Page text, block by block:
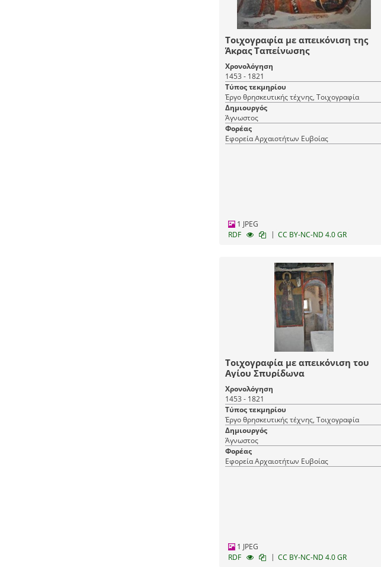
Τοιχογραφία με απεικόνιση της
Άκρας Ταπείνωσης
Χρονολόγηση
1453 - 1821
Τύπος τεκμηρίου
Έργο θρησκευτικής τέχνης, Τοιχογραφία
Δημιουργός
Άγνωστος
Φορέας
Εφορεία Αρχαιοτήτων Ευβοίας
1 JPEG
RDF
| CC BY-NC-ND 4.0 GR
Τοιχογραφία με απεικόνιση του
Αγίου Σπυρίδωνα
Χρονολόγηση
1453 - 1821
Τύπος τεκμηρίου
Έργο θρησκευτικής τέχνης, Τοιχογραφία
Δημιουργός
Άγνωστος
Φορέας
Εφορεία Αρχαιοτήτων Ευβοίας
1 JPEG
RDF
| CC BY-NC-ND 4.0 GR